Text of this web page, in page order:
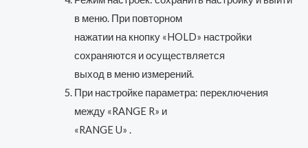
в меню. При повторном
нажатии на кнопку «HOLD» настройки
сохраняются и осуществляется
выход в меню измерений.
При настройке параметра: переключения
между «RANGE R» и
«RANGE U» .